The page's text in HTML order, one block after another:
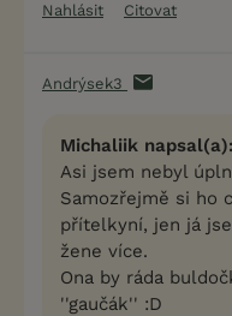
Nahlásit
Citovat
Andrýsek3
Michaliik napsal(a):
Asi jsem nebyl
Samozřejmě si ho
přítelkyní, jen já
žene více.
Ona by ráda
''gaučák'' :D